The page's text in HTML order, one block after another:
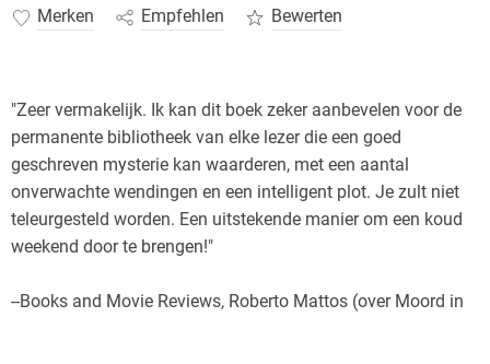
Merken Empfehlen Bewerten
"Zeer vermakelijk. Ik kan dit boek zeker aanbevelen voor de
permanente bibliotheek van elke lezer die een goed
geschreven mysterie kan waarderen, met een aantal
onverwachte wendingen en een intelligent plot. Je zult niet
teleurgesteld worden. Een uitstekende manier om een koud
weekend door te brengen!"
--Books and Movie Reviews, Roberto Mattos (over Moord in